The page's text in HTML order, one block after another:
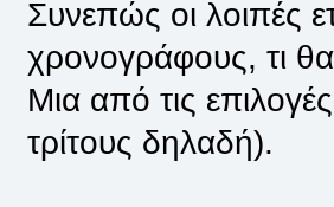
Συνεπώς οι λοιπές
χρονογράφους, τι
Μια από τις
τρίτους δηλαδή).